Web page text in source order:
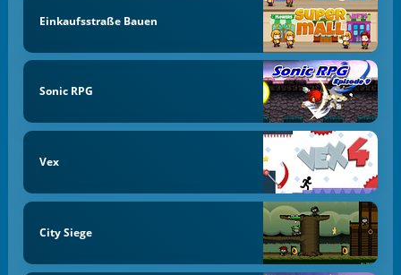
Einkaufsstraße Bauen
Sonic RPG
Vex
City Siege